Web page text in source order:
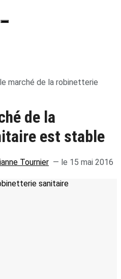
marché de la robinetterie
de la
est stable
Tournier — le 15 mai 2016